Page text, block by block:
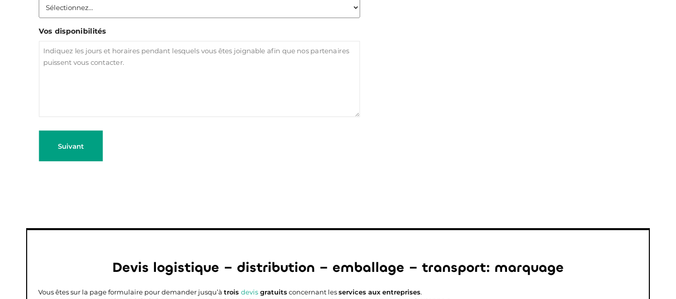
Vos disponibilités
Suivant
Devis logistique – distribution – emballage – transport: marquage
Vous êtes sur la page formulaire pour demander jusqu’à trois devis gratuitsconcernant lesservices aux entreprises.